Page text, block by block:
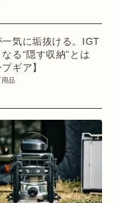
気に垢抜ける。IGT
る“隠す収納”とは
ギア】
品